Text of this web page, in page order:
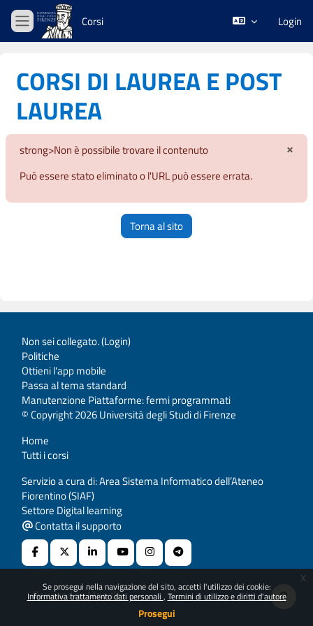
Vai al contenuto principale
Se prosegui nella navigazione del sito, accetti l'utilizzo dei cookie:
Informativa trattamento dati personali Termini di utilizzo e diritti d'autore
Prosegui
x
Pannello laterale
Corsi Login
CORSI DI LAUREA E POST
LAUREA
strong>Non è possibile trovare il contenuto
Può essere stato eliminato o l'URL può essere errata.
×
Torna al sito
Non sei collegato. (Login)
Politiche
Ottieni l'app mobile
Passa al tema standard
Manutenzione Piattaforme: fermi programmati
© Copyright 2026 Università degli Studi di Firenze
Home
Tutti i corsi
Servizio a cura di: Area Sistema Informatico dell’Ateneo
Fiorentino (SIAF)
Settore Digital learning
Contatta il supporto
Powered byMoodle